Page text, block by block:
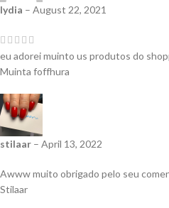
lydia – August 22, 2021
eu adorei muinto us produtos do
Muinta foffhura
stilaar – April 13, 2022
Awww muito obrigado pelo seu
Stilaar